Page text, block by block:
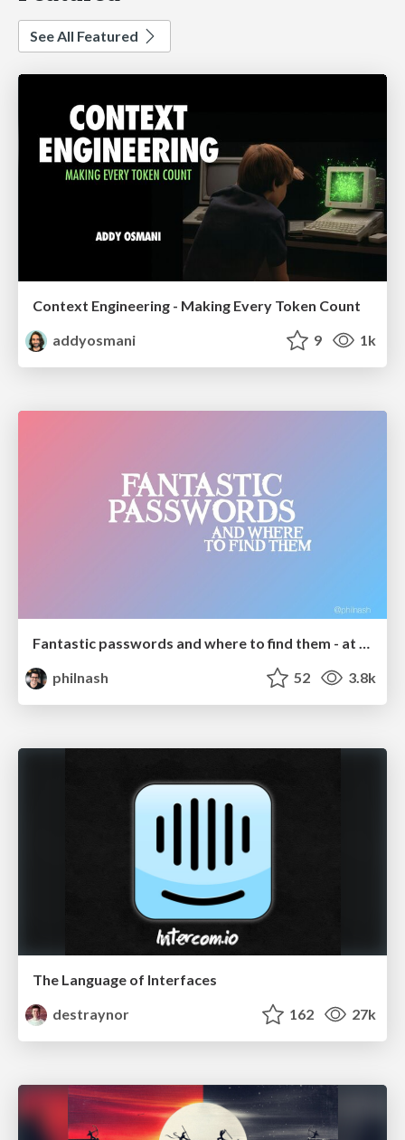
See All Featured
Context Engineering - Making Every Token Count
addyosmani
9 1k
Fantastic passwords and where to find them - at NoRuKo
philnash
52 3.8k
The Language of Interfaces
destraynor
162 27k